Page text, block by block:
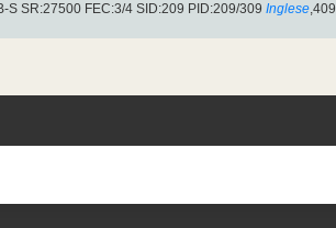
S SR:27500 FEC:3/4 SID:209 PID:209/309 Inglese,409